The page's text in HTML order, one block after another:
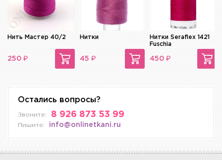
Нить Мастер 40/2
250 ₽
Нитки
45 ₽
Нитки Seraflex 1421
Fuschia
450 ₽
Остались вопросы?
Звоните: 8 926 873 53 99
Пишите: info@onlinetkani.ru